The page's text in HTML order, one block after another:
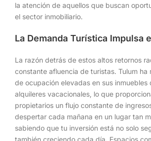
la atención de aquellos que buscan
el sector inmobiliario.
La Demanda Turística Impulsa
La razón detrás de estos altos retornos
constante afluencia de turistas. Tulum ha
de ocupación elevadas en sus inmuebles
alquileres vacacionales, lo que
propietarios un flujo constante de
despertar cada mañana en un lugar tan
sabiendo que tu inversión está no solo
también creciendo cada día. Espacios